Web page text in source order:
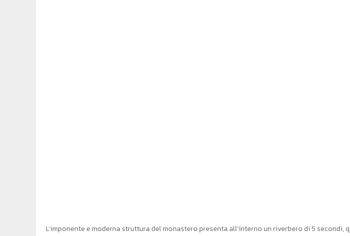
L’imponente e moderna struttura del monastero presenta all’interno un riverbero di 5 secondi,